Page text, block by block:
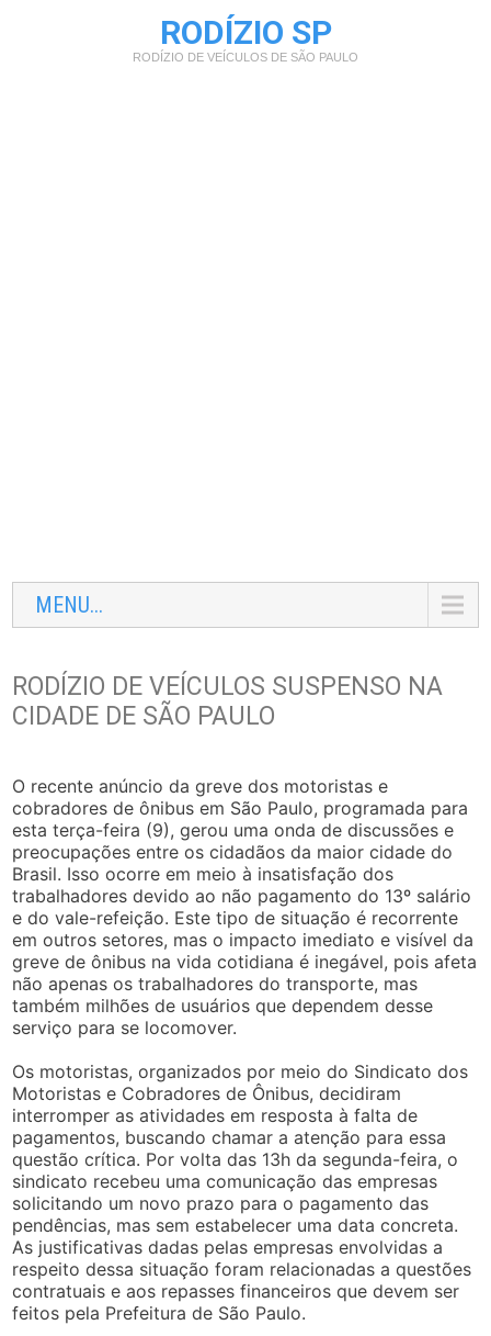
RODÍZIO SP
RODÍZIO DE VEÍCULOS DE SÃO PAULO
MENU...
RODÍZIO DE VEÍCULOS SUSPENSO NA
CIDADE DE SÃO PAULO
O recente anúncio da greve dos motoristas e
cobradores de ônibus em São Paulo, programada para
esta terça-feira (9), gerou uma onda de discussões e
preocupações entre os cidadãos da maior cidade do
Brasil. Isso ocorre em meio à insatisfação dos
trabalhadores devido ao não pagamento do 13º salário
e do vale-refeição. Este tipo de situação é recorrente
em outros setores, mas o impacto imediato e visível da
greve de ônibus na vida cotidiana é inegável, pois afeta
não apenas os trabalhadores do transporte, mas
também milhões de usuários que dependem desse
serviço para se locomover.
Os motoristas, organizados por meio do Sindicato dos
Motoristas e Cobradores de Ônibus, decidiram
interromper as atividades em resposta à falta de
pagamentos, buscando chamar a atenção para essa
questão crítica. Por volta das 13h da segunda-feira, o
sindicato recebeu uma comunicação das empresas
solicitando um novo prazo para o pagamento das
pendências, mas sem estabelecer uma data concreta.
As justificativas dadas pelas empresas envolvidas a
respeito dessa situação foram relacionadas a questões
contratuais e aos repasses financeiros que devem ser
feitos pela Prefeitura de São Paulo.